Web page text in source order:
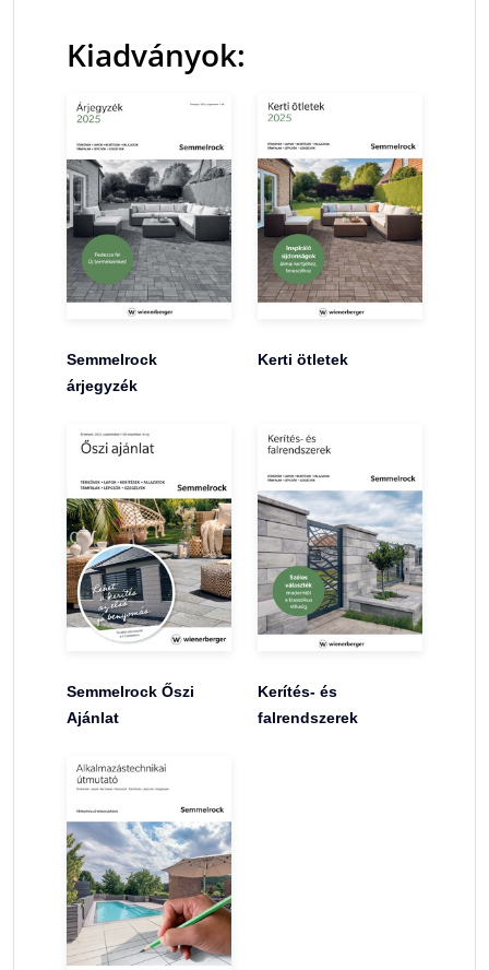
Kiadványok:
Semmelrock
árjegyzék
Kerti ötletek
Semmelrock Őszi
Ajánlat
Kerítés- és
falrendszerek